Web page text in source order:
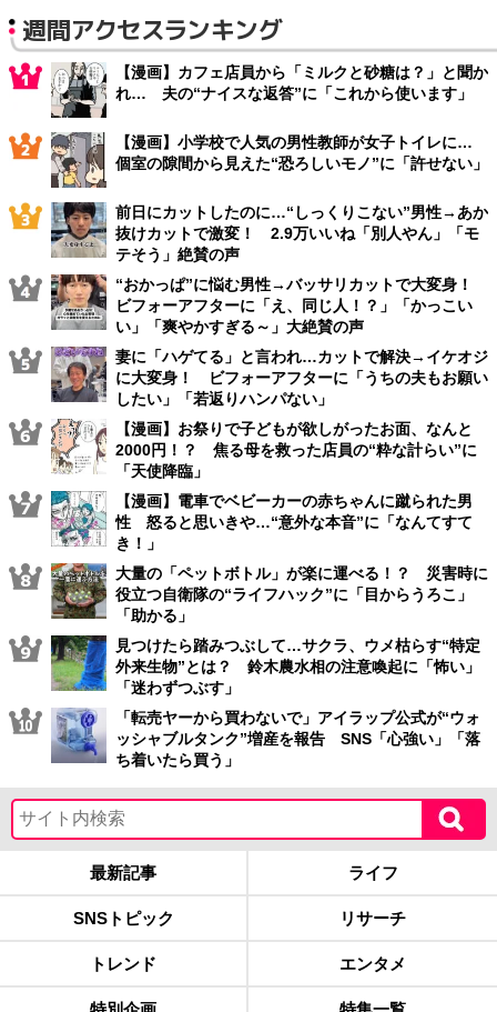
週間アクセスランキング
【漫画】カフェ店員から「ミルクと砂糖は？」と聞か
れ… 夫の“ナイスな返答”に「これから使います」
【漫画】小学校で人気の男性教師が女子トイレに…
個室の隙間から見えた“恐ろしいモノ”に「許せない」
前日にカットしたのに…“しっくりこない”男性→あか
抜けカットで激変！ 2.9万いいね「別人やん」「モ
テそう」絶賛の声
“おかっぱ”に悩む男性→バッサリカットで大変身！
ビフォーアフターに「え、同じ人！？」「かっこい
い」「爽やかすぎる～」大絶賛の声
妻に「ハゲてる」と言われ…カットで解決→イケオジ
に大変身！ ビフォーアフターに「うちの夫もお願い
したい」「若返りハンパない」
【漫画】お祭りで子どもが欲しがったお面、なんと
2000円！？ 焦る母を救った店員の“粋な計らい”に
「天使降臨」
【漫画】電車でベビーカーの赤ちゃんに蹴られた男
性 怒ると思いきや…“意外な本音”に「なんてすて
き！」
大量の「ペットボトル」が楽に運べる！？ 災害時に
役立つ自衛隊の“ライフハック”に「目からうろこ」
「助かる」
見つけたら踏みつぶして…サクラ、ウメ枯らす“特定
外来生物”とは？ 鈴木農水相の注意喚起に「怖い」
「迷わずつぶす」
「転売ヤーから買わないで」アイラップ公式が“ウォ
ッシャブルタンク”増産を報告 SNS「心強い」「落
ち着いたら買う」
最新記事 ライフ
SNSトピック リサーチ
トレンド エンタメ